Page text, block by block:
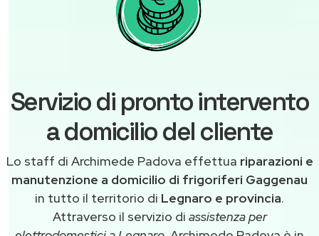
Servizio di pronto intervento
a domicilio del cliente
Lo staff di Archimede Padova effettua riparazioni e
manutenzione a domicilio di frigoriferi Gaggenau
in tutto il territorio di Legnaro e provincia.
Attraverso il servizio di assistenza per